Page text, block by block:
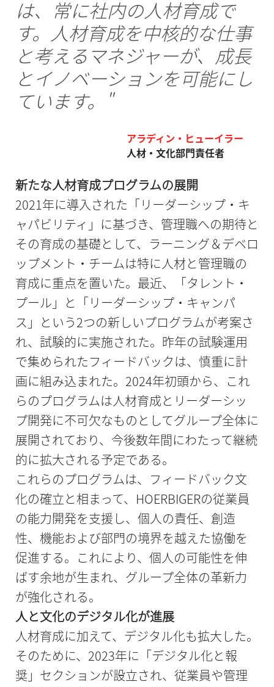
は、常に社内の人材育成で
す。人材育成を中核的な仕事
と考えるマネジャーが、成長
とイノベーションを可能にし
ています。"
アラディン・ヒューイラー
人材・文化部門責任者
新たな人材育成プログラムの展開
2021年に導入された「リーダーシップ・キ
ャパビリティ」に基づき、管理職への期待と
その育成の基礎として、ラーニング＆デベロ
ップメント・チームは特に人材と管理職の
育成に重点を置いた。最近、「タレント・
プール」と「リーダーシップ・キャンパ
ス」という2つの新しいプログラムが考案さ
れ、試験的に実施された。昨年の試験運用
で集められたフィードバックは、慎重に計
画に組み込まれた。2024年初頭から、これ
らのプログラムは人材育成とリーダーシッ
プ開発に不可欠なものとしてグループ全体に
展開されており、今後数年間にわたって継続
的に拡大される予定である。
これらのプログラムは、フィードバック文
化の確立と相まって、HOERBIGERの従業員
の能力開発を支援し、個人の責任、創造
性、機能および部門の境界を越えた協働を
促進する。これにより、個人の可能性を伸
ばす余地が生まれ、グループ全体の革新力
が強化される。
人と文化のデジタル化が進展
人材育成に加えて、デジタル化も拡大した。
そのために、2023年に「デジタル化と報
奨」セクションが設立され、従業員や管理